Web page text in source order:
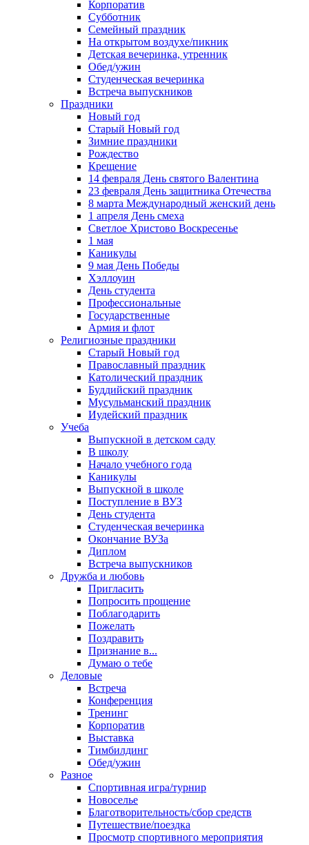
Корпоратив
Субботник
Семейный праздник
На открытом воздухе/пикник
Детская вечеринка, утренник
Обед/ужин
Студенческая вечеринка
Встреча выпускников
Праздники
Новый год
Старый Новый год
Зимние праздники
Рождество
Крещение
14 февраля День святого Валентина
23 февраля День защитника Отечества
8 марта Международный женский день
1 апреля День смеха
Светлое Христово Воскресенье
1 мая
Каникулы
9 мая День Победы
Хэллоуин
День студента
Профессиональные
Государственные
Армия и флот
Религиозные праздники
Старый Новый год
Православный праздник
Католический праздник
Буддийский праздник
Мусульманский праздник
Иудейский праздник
Учеба
Выпускной в детском саду
В школу
Начало учебного года
Каникулы
Выпускной в школе
Поступление в ВУЗ
День студента
Студенческая вечеринка
Окончание ВУЗа
Диплом
Встреча выпускников
Дружба и любовь
Пригласить
Попросить прощение
Поблагодарить
Пожелать
Поздравить
Признание в...
Думаю о тебе
Деловые
Встреча
Конференция
Тренинг
Корпоратив
Выставка
Тимбилдинг
Обед/ужин
Разное
Спортивная игра/турнир
Новоселье
Благотворительность/сбор средств
Путешествие/поездка
Просмотр спортивного мероприятия